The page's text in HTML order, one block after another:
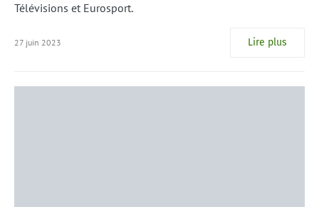
Télévisions et Eurosport.
27 juin 2023 Lire plus